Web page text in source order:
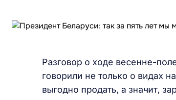
Разговор о ходе весенне-
говорили не только о видах
выгодно продать, а значит,